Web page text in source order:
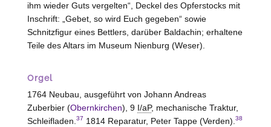
ihm wieder Guts vergelten“, Deckel des Opferstocks mit
Inschrift: „Gebet, so wird Euch gegeben“ sowie
Schnitzfigur eines Bettlers, darüber Baldachin; erhaltene
Teile des Altars im Museum Nienburg (Weser).
Orgel
1764 Neubau, ausgeführt von Johann Andreas
Zuberbier (Obernkirchen), 9 I/aP, mechanische Traktur,
Schleifladen. 37 1814 Reparatur, Peter Tappe (Verden). 38